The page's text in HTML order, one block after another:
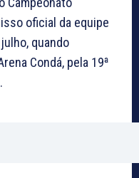
oficial da equipe
quando
Condá, pela 19ª